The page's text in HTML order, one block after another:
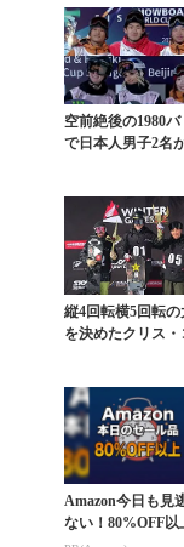
莉、岩渕麗楽、鬼
雅...
空前絶後の1980
で日本人男子2名
エア2戦目
縦4回転横5回転の
を決めたクリス・
Amazon今日も見
ない！80%OFF以